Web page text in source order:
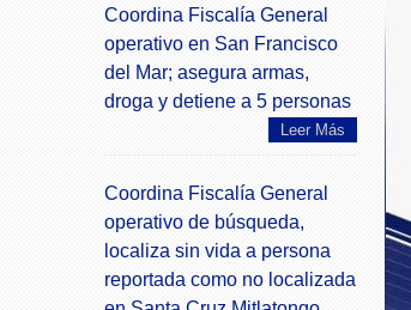
Coordina Fiscalía General
operativo en San Francisco
del Mar; asegura armas,
droga y detiene a 5 personas
Leer Más
Coordina Fiscalía General
operativo de búsqueda,
localiza sin vida a persona
reportada como no localizada